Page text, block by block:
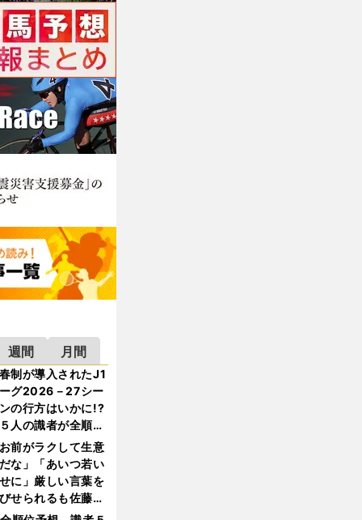
週間 月間
制が導入されたJ1
グ2026－27シー
の行方はいかに!?
の識者が全順位
胆予想
前がラクして生意
な」「あいつ若い
に」厳しい言葉を
せられるも佐藤慎
が貫いた誇りとフ